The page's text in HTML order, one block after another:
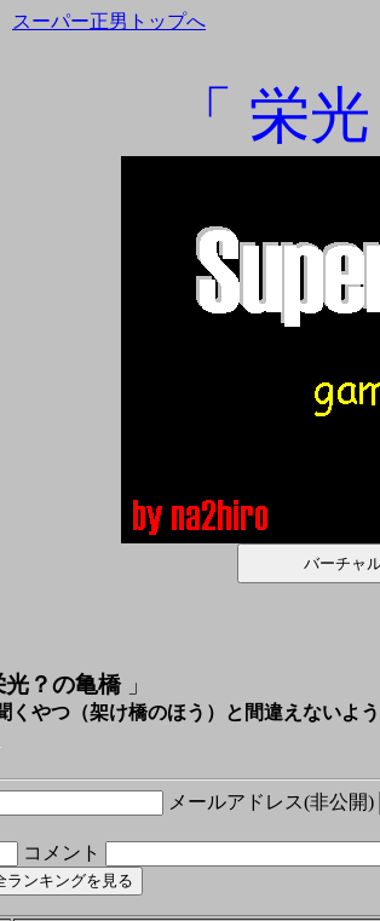
スーパー正男トップへ
「 栄
光？の亀橋」
くやつ（架け橋のほう）と間違えないよ
メールアドレス(非公開)
コメント